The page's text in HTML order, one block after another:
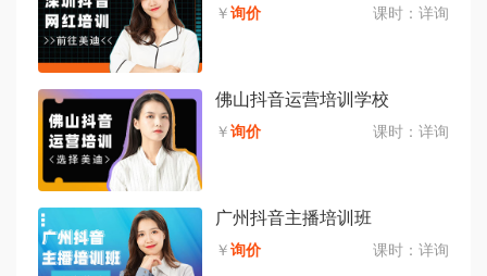
￥询价 课时： 详询
佛山抖音运营培训学校
￥询价 课时： 详询
广州抖音主播培训班
￥询价 课时： 详询